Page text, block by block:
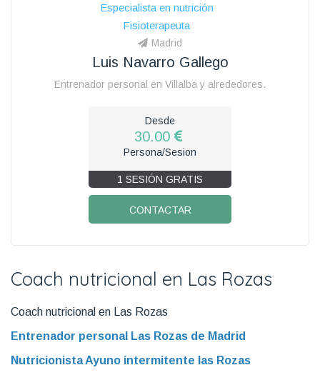
Especialista en nutrición
Fisioterapeuta
Madrid
Luis Navarro Gallego
Entrenador personal en Villalba y alrededores.
Desde
30.00
Persona/Sesion
1 SESIÓN GRATIS
CONTACTAR
Coach nutricional en Las Rozas
Coach nutricional en Las Rozas
Entrenador personal Las Rozas de Madrid
Nutricionista Ayuno intermitente las Rozas